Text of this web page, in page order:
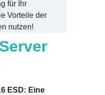
für Ihr
Vorteile der
nutzen!
ESD: Eine